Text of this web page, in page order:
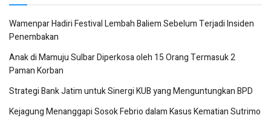
Wamenpar Hadiri Festival Lembah Baliem Sebelum Terjadi Insiden
Penembakan
Anak di Mamuju Sulbar Diperkosa oleh 15 Orang Termasuk 2
Paman Korban
Strategi Bank Jatim untuk Sinergi KUB yang Menguntungkan BPD
Kejagung Menanggapi Sosok Febrio dalam Kasus Kematian Sutrimo